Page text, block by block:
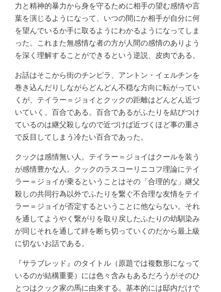
力と精神的暴力から身を守るために相手の望む感情や言
葉を演じるようになって、いつの間にか相手が自分に何
を望んでいるか手に取るようにわかるようになってしま
った。これまた無感情な者の方が人間の感情のありよう
を深く理解することができるという逆説、皮肉である。
お話はそこから街のチンピラ、アントン・イェルチンを
巻き込んだりしながらどんどん不穏な方向に転がってい
くが、テイラー＝ジョイとクックの距離はどんどん近づ
いていく。百合である。百合であるがふたりを結びつけ
ているのは継父殺しなので近づけば近づくほど事の重さ
で反目してしまう冷たい百合であった。
クックは感情無い人。テイラー＝ジョイはクールを装う
が感情豊かな人。クックのラスコーリニコフ理論にテイ
ラー＝ジョイが乗るということはその「合理的な」継父
殺しの共同行為以外でふたりを繋ぐ不合理な友情をテイ
ラー＝ジョイが否定するということに他ならない。それ
を通してようやく繋がりを取り戻したふたりの幼馴染み
が同じそれを通して絆を断ち切っていくのだから最上級
に切ないお話である。
『サラブレッド』のタイトル（原題では複数形になって
いるのが結構重要）には色々含みもあるだろうがそのひ
とつはクック家の馬に由来する。基本的には邸内だけで